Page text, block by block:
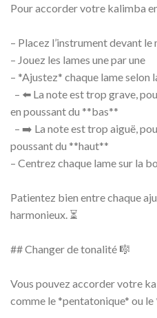
Pour accorder votre kalimba
– Placez l’instrument devant le
– Jouez les lames une par une
– *Ajustez* chaque lame selon
– ⬅️ La note est trop grave,
en poussant du **bas**
– ➡️ La note est trop aiguë,
poussant du **haut**
– Centrez chaque lame sur la
Patientez bien entre chaque
harmonieux. ⏳
## Changer de tonalité 🎼
Vous pouvez accorder votre
comme le *pentatonique* ou le